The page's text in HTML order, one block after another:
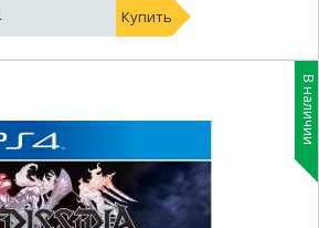
Купить
В наличии